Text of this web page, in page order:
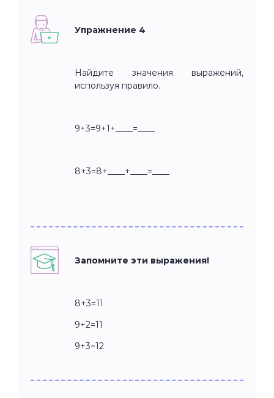
Упражнение 4
Найдите значения выражений,
используя правило.
9+3=9+1+____=____
8+3=8+____+____=____
Запомните эти выражения!
8+3=11
9+2=11
9+3=12